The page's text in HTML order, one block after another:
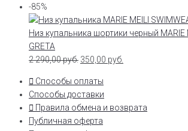
-85%
Низ купальника шортики черный MARIE
GRETA
2 290,00руб. 350,00 руб.
Способы оплаты
Способы доставки
Правила обмена и возврата
Публичная оферта